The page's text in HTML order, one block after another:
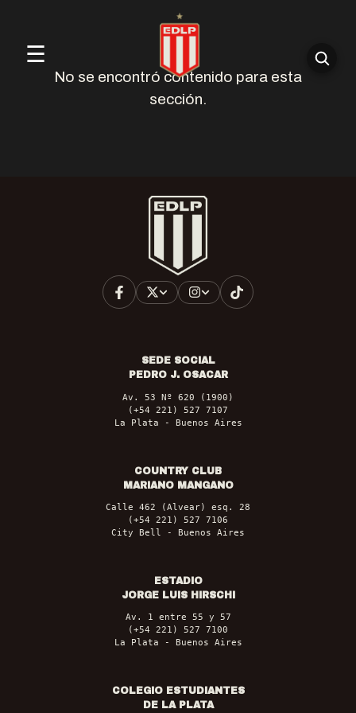
☰
No se encontró contenido para esta
sección.
SEDE SOCIAL
PEDRO J. OSACAR
Av. 53 Nº 620 (1900)
(+54 221) 527 7107
La Plata - Buenos Aires
COUNTRY CLUB
MARIANO MANGANO
Calle 462 (Alvear) esq. 28
(+54 221) 527 7106
City Bell - Buenos Aires
ESTADIO
JORGE LUIS HIRSCHI
Av. 1 entre 55 y 57
(+54 221) 527 7100
La Plata - Buenos Aires
COLEGIO ESTUDIANTES
DE LA PLATA